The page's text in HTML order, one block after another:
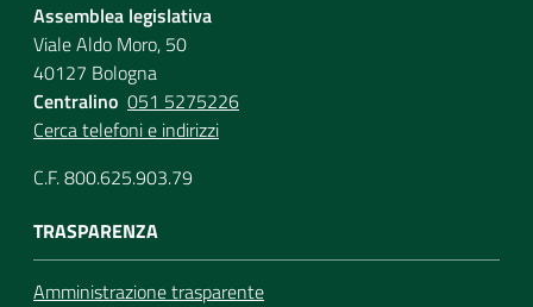
Assemblea legislativa
Viale Aldo Moro, 50
40127 Bologna
Centralino 051 5275226
Cerca telefoni e indirizzi
C.F. 800.625.903.79
TRASPARENZA
Amministrazione trasparente